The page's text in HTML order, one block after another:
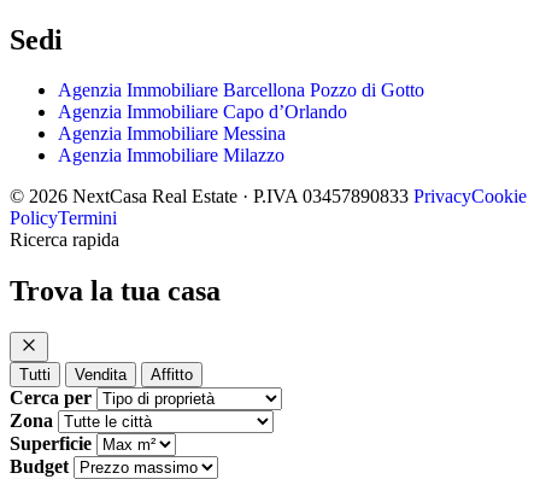
Sedi
Agenzia Immobiliare Barcellona Pozzo di Gotto
Agenzia Immobiliare Capo d’Orlando
Agenzia Immobiliare Messina
Agenzia Immobiliare Milazzo
© 2026 NextCasa Real Estate · P.IVA 03457890833 PrivacyCookie
PolicyTermini
Ricerca rapida
Trova la tua casa
Tutti Vendita Affitto
Cerca per
Zona
Superficie
Budget